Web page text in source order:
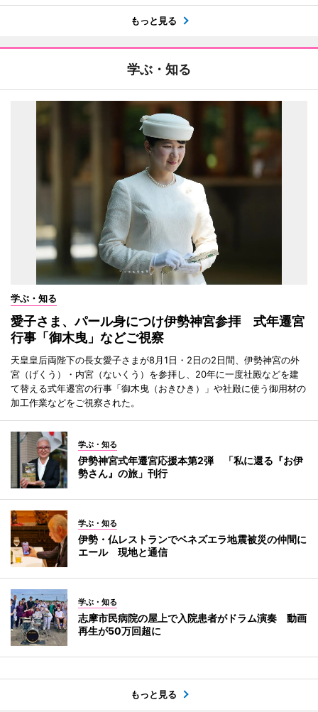
もっと見る
学ぶ・知る
学ぶ・知る
愛子さま、パール身につけ伊勢神宮参拝 式年遷宮
行事「御木曳」などご視察
天皇皇后両陛下の長女愛子さまが8月1日・2日の2日間、伊勢神宮の外
宮（げくう）・内宮（ないくう）を参拝し、20年に一度社殿などを建
て替える式年遷宮の行事「御木曳（おきひき）」や社殿に使う御用材の
加工作業などをご視察された。
学ぶ・知る
伊勢神宮式年遷宮応援本第2弾 「私に還る『お伊
勢さん』の旅」刊行
学ぶ・知る
伊勢・仏レストランでベネズエラ地震被災の仲間に
エール 現地と通信
学ぶ・知る
志摩市民病院の屋上で入院患者がドラム演奏 動画
再生が50万回超に
もっと見る